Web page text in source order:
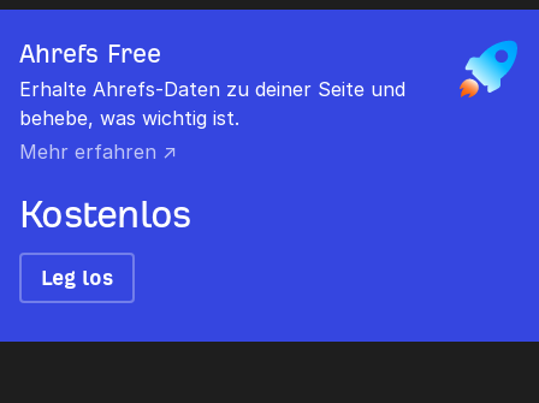
Ahrefs Free
Erhalte Ahrefs-Daten zu deiner Seite und
behebe, was wichtig ist.
Mehr erfahren ↗
Kostenlos
Leg los